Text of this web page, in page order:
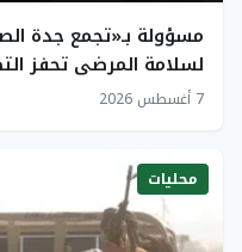
مسؤولة بـ«تجمع جدة
لسلامة المرضى تحفز
7 أغسطس 2026
محليات